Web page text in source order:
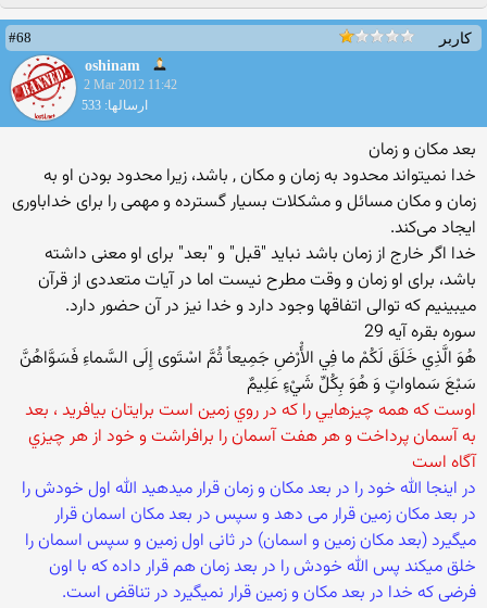
کاربر
#68
oshinam
2 Mar 2012 11:42
ارسالها: 533
بعد مکان و زمان
خدا نمیتواند محدود به زمان و مکان , باشد، زیرا محدود بودن او به
زمان و مکان مسائل و مشکلات بسیار گسترده و مهمی را برای خداباوری
ایجاد می‌کند.
خدا اگر خارج از زمان باشد نباید "قبل" و "بعد" برای او معنی داشته
باشد، برای او زمان و وقت مطرح نیست اما در آیات متعددی از قرآن
میبینیم که توالی اتفاقها وجود دارد و خدا نیز در آن حضور دارد.
سوره بقره آیه 29
هُوَ الَّذِي خَلَقَ لَكُمْ ما فِي الأَْرْضِ جَمِيعاً ثُمَّ اسْتَوى إِلَى السَّماءِ فَسَوَّاهُنَّ
سَبْعَ سَماواتٍ وَ هُوَ بِكُلِّ شَيْ‏ءٍ عَلِيمٌ
اوست که همه چيزهايي را که در روي زمين است برايتان بيافريد ، بعد
به آسمان پرداخت و هر هفت آسمان را برافراشت و خود از هر چيزي
آگاه است
در اینجا الله خود را در بعد مکان و زمان قرار میدهید الله اول خودش را
در بعد مکان زمین قرار می دهد و سپس در بعد مکان اسمان قرار
میگیرد (بعد مکان زمین و اسمان) در ثانی اول زمین و سپس اسمان را
خلق میکند پس الله خودش را در بعد زمان هم قرار داده که با اون
فرضی که خدا در بعد مکان و زمین قرار نمیگیرد در تناقض است.